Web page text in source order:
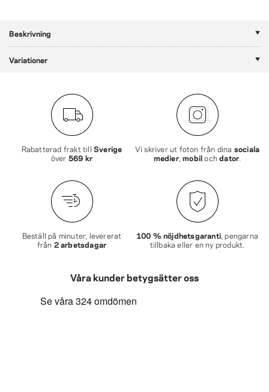
Beskrivning
Variationer
Rabatterad frakt till Sverige
över 569 kr
Vi skriver ut foton från dina sociala
medier,mobilochdator
Beställ på minuter, levererat
från 2 arbetsdagar
100 % nöjdhetsgaranti , pengarna
tillbaka eller en ny produkt.
Våra kunder betygsätter oss